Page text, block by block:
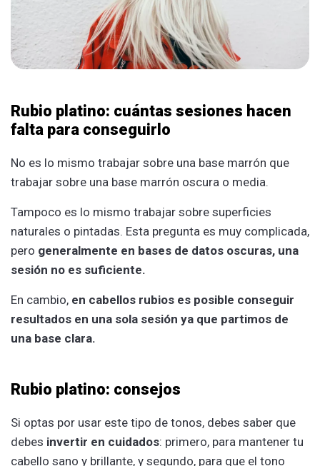
Rubio platino: cuántas sesiones hacen
falta para conseguirlo
No es lo mismo trabajar sobre una base marrón que
trabajar sobre una base marrón oscura o media.
Tampoco es lo mismo trabajar sobre superficies
naturales o pintadas. Esta pregunta es muy complicada,
pero generalmente en bases de datos oscuras, una
sesión no es suficiente.
En cambio, en cabellos rubios es posible conseguir
resultados en una sola sesión ya que partimos de
una base clara.
Rubio platino: consejos
Si optas por usar este tipo de tonos, debes saber que
debes invertir en cuidados: primero, para mantener tu
cabello sano y brillante, y segundo, para que el tono